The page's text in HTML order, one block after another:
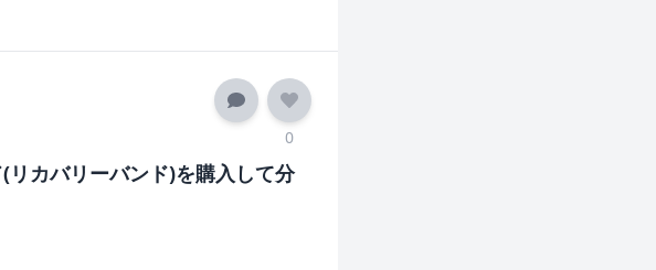
0
カバリーバンド)を購入して分